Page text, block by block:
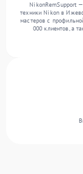
NikonRemSupport
техники Nikon в
мастеров с
000 клиентов, а
Ежемесячно в
устраняем поломки